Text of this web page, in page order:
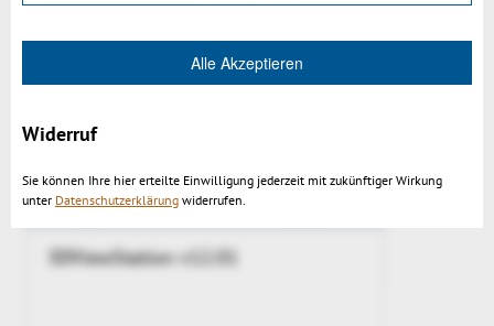
3DViewStation v12.01
Alle Akzeptieren
Widerruf
Sie können Ihre hier erteilte Einwilligung jederzeit mit zukünftiger Wirkung
unter Datenschutzerklärung widerrufen.